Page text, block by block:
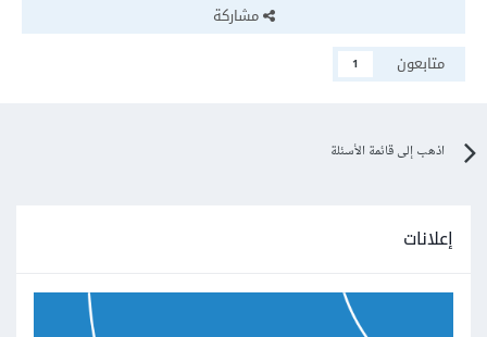
مشاركة
متابعون
1
اذهب إلى قائمة الأسئلة
إعلانات